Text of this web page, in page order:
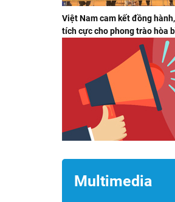
Việt Nam cam kết đồng
tích cực cho phong trào hòa
Multimedia